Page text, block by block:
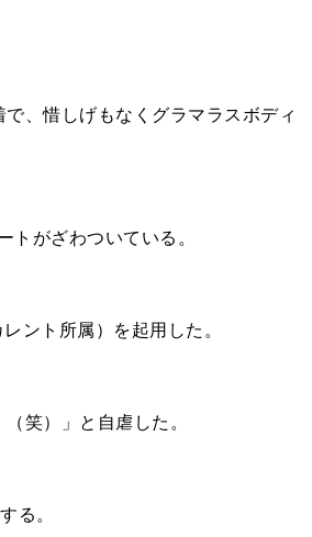
、惜しげもなくグラマラスボディ
がざわついている。
ント所属）を起用した。
笑）」と自虐した。
る。